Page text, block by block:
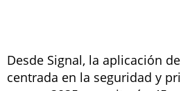
Desde Signal, la aplicación
centrada en la seguridad y